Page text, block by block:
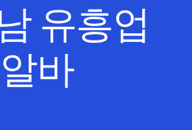
유흥업
바